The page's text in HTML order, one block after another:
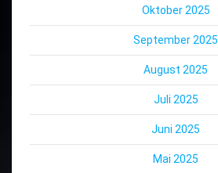
Oktober 2025
September 2025
August 2025
Juli 2025
Juni 2025
Mai 2025